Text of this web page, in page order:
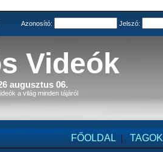
Azonosító: Jelszó:
Videók
augusztus 06.
a világ minden tájáról
FŐOLDAL | TAGOK